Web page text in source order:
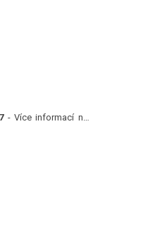
- Více informací na :